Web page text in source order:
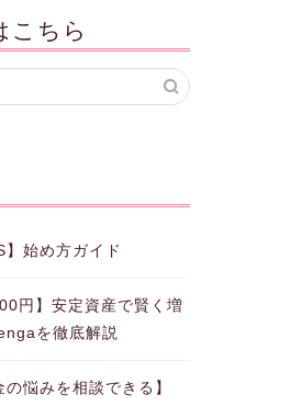
こちら
始め方ガイド
円】安定資産で賢く増
を徹底解説
の悩みを相談できる】